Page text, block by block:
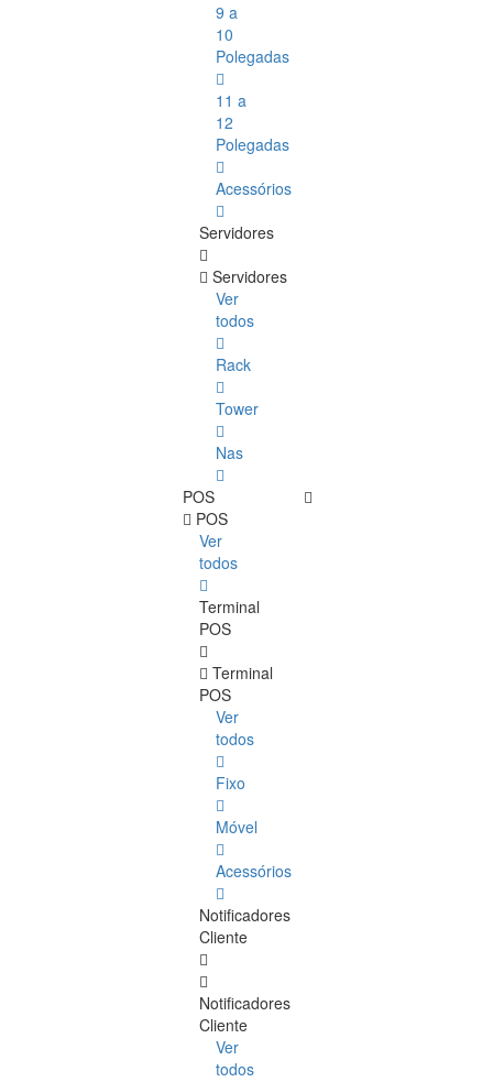
9 a
10
Polegadas
11 a
12
Polegadas
Acessórios
Servidores
Servidores
Ver
todos
Rack
Tower
Nas
POS
POS
Ver
todos
Terminal
POS
Terminal
POS
Ver
todos
Fixo
Móvel
Acessórios
Notificadores
Cliente
Notificadores
Cliente
Ver
todos